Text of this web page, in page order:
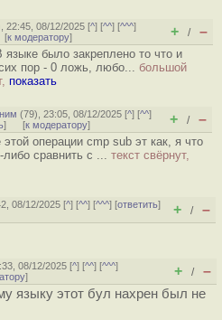
22:45, 08/12/2025 [^] [^^] [^^^]
к модератору] + / –
было закреплено то что и
пор - 0 ложь, любо... большой
показать
(79), 23:05, 08/12/2025 [^] [^^]
] [к модератору] + / –
этой операции cmp sub эт как, я что
либо сравнить с ... текст свёрнут,
08/12/2025 [^] [^^] [^^^] [ответить]
+ / –
08/12/2025 [^] [^^] [^^^]
] + / –
языку этот бул нахрен был не